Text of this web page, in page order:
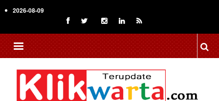
to
content
2026-08-09